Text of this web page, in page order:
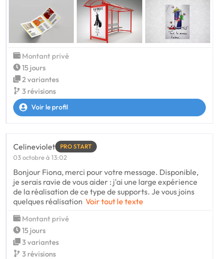
Montant privé
15 jours
2 variantes
3 révisions
Voir le profil
Celineviolet PRO START
03 octobre à 13:02
Bonjour Fiona, merci pour votre message. Disponible,
je serais ravie de vous aider : j'ai une large expérience
de la réalisation de ce type de supports. Je vous joins
quelques réalisation Voir tout le texte
Montant privé
15 jours
3 variantes
3 révisions